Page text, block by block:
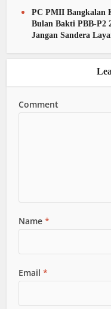
PC PMII Bangkalan
Bulan Bakti PBB-P2
Jangan Sandera
Comment
Name*
Email*